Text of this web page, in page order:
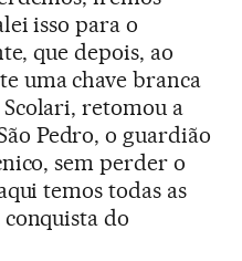
isso para o
que depois, ao
uma chave branca
retomou a
Pedro, o guardião
sem perder o
temos todas as
do